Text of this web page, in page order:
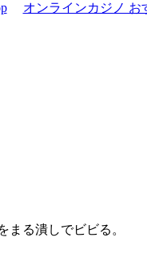
オンラインカジノ お
まる潰しでビビる。